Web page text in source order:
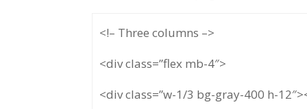
<!– Three columns –>
<div class=”flex mb-4″>
<div class=”w-1/3 bg-gray-400 h-